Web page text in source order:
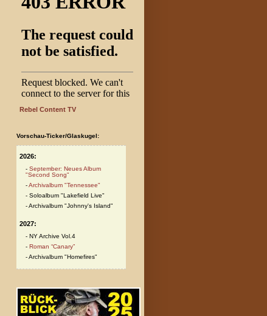
Rebel Content TV
Vorschau-Ticker/Glaskugel:
2026:
September: Neues Album
"Second Song"
Archivalbum "Tennessee"
Soloalbum "Lakefield Live"
Archivalbum "Johnny's Island"
2027:
NY Archive Vol.4
Roman “Canary”
Archivalbum "Homefires"